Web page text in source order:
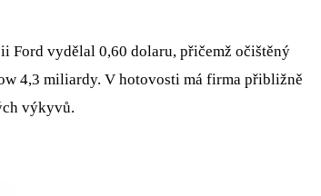
Ford vydělal 0,60 dolaru, přičemž očištěný
4,3 miliardy. V hotovosti má firma přibližně
výkyvů.